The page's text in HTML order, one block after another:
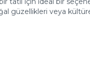
güzellikleri veya